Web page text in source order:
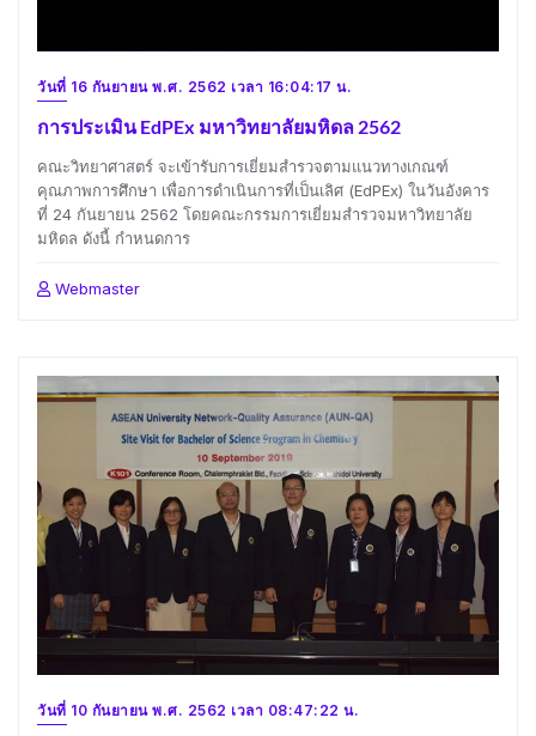
วันที่ 16 กันยายน พ.ศ. 2562 เวลา 16:04:17 น.
การประเมิน EdPEx มหาวิทยาลัยมหิดล 2562
คณะวิทยาศาสตร์ จะเข้ารับการเยี่ยมสำรวจตามแนวทางเกณฑ์
คุณภาพการศึกษา เพื่อการดำเนินการที่เป็นเลิศ (EdPEx) ในวันอังคาร
ที่ 24 กันยายน 2562 โดยคณะกรรมการเยี่ยมสำรวจมหาวิทยาลัย
มหิดล ดังนี้ กำหนดการ
Webmaster
วันที่ 10 กันยายน พ.ศ. 2562 เวลา 08:47:22 น.